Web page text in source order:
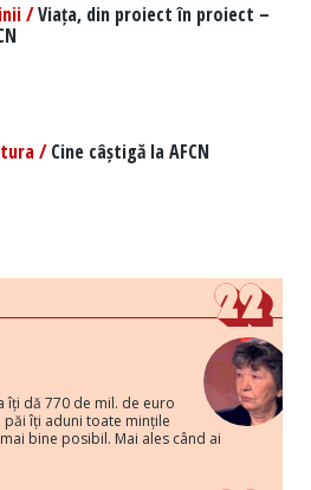
/Viața, din proiect în proiect –
/Cine câștigă la AFCN
îți dă 770 de mil. de euro
păi îți aduni toate mințile
bine posibil. Mai ales când ai